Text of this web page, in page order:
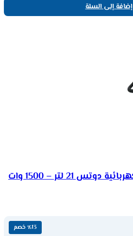
إضافة إلى السلة
مكنسة رطب وجاف كهربائية دوتس 21 لتر – 1500 وات
٪13 خصم